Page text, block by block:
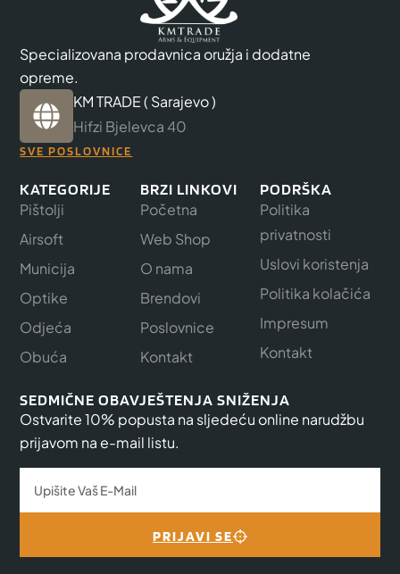
Specializovana prodavnica oružja i dodatne
opreme.
KM TRADE ( Sarajevo )
Hifzi Bjelevca 40
SVE POSLOVNICE
KATEGORIJE
Pištolji
Airsoft
Municija
Optike
Odjeća
Obuća
BRZI LINKOVI
Početna
Web Shop
O nama
Brendovi
Poslovnice
Kontakt
PODRŠKA
Politika
privatnosti
Uslovi koristenja
Politika kolačića
Impresum
Kontakt
SEDMIČNE OBAVJEŠTENJA SNIŽENJA
Ostvarite 10% popusta na sljedeću online narudžbu
prijavom na e-mail listu.
PRIJAVI SE